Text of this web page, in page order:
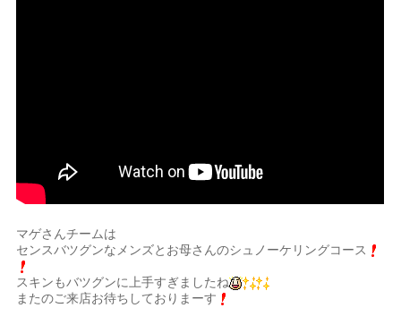
マゲさんチームは
センスバツグンなメンズとお母さんのシュノーケリングコース
スキンもバツグンに上手すぎましたね
またのご来店お待ちしておりまーす